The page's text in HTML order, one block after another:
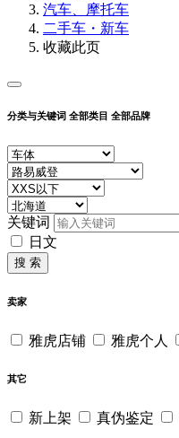
汽车、摩托车
二手车・新车
收藏此页
分类与关键词 全部类目 全部品牌
关键词
日文
搜 索
卖家
雅虎店铺 雅虎个人
其它
新上架 真伪鉴定